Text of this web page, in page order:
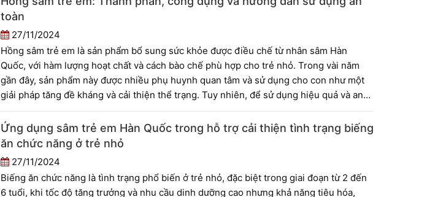
toàn
27/11/2024
Hồng sâm trẻ em là sản phẩm bổ sung sức khỏe được điều chế từ nhân sâm Hàn
Quốc, với hàm lượng hoạt chất và cách bào chế phù hợp cho trẻ nhỏ. Trong vài năm
gần đây, sản phẩm này được nhiều phụ huynh quan tâm và sử dụng cho con như một
giải pháp tăng đề kháng và cải thiện thể trạng. Tuy nhiên, để sử dụng hiệu quả và an
từng độ tuổi.
Ứng dụng sâm trẻ em Hàn Quốc trong hỗ trợ cải thiện tình trạng biếng
ăn chức năng ở trẻ nhỏ
27/11/2024
Biếng ăn chức năng là tình trạng phổ biến ở trẻ nhỏ, đặc biệt trong giai đoạn từ 2 đến
6 tuổi, khi tốc độ tăng trưởng và nhu cầu dinh dưỡng cao nhưng khả năng tiêu hóa,